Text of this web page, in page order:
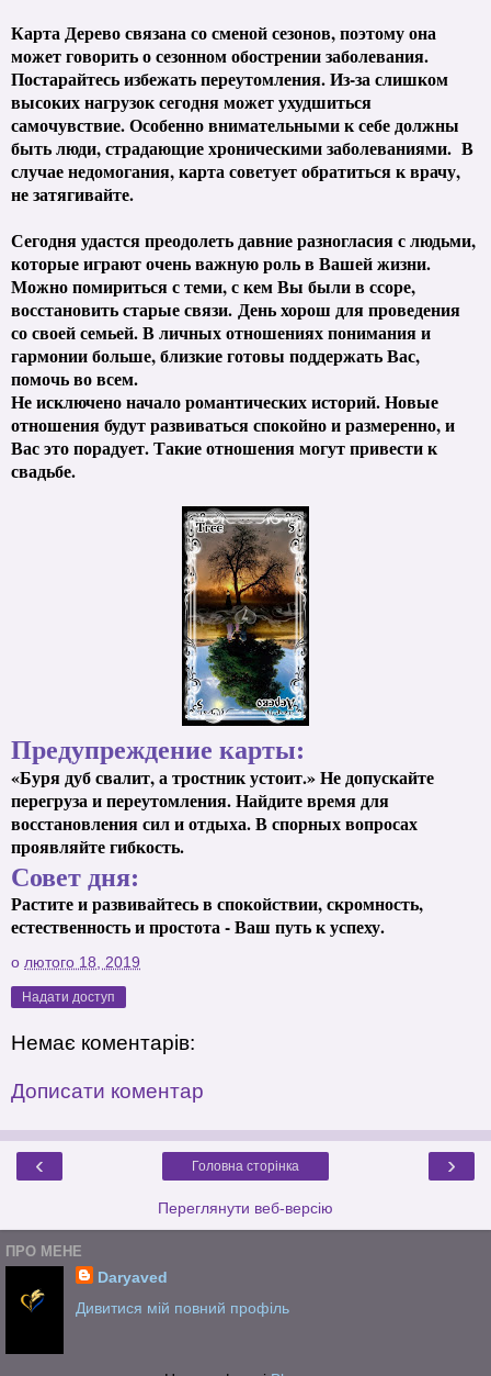
Карта Дерево связана со сменой сезонов, поэтому она
может говорить о сезонном обострении заболевания.
Постарайтесь избежать переутомления. Из-за слишком
высоких нагрузок сегодня может ухудшиться
самочувствие. Особенно внимательными к себе должны
быть люди, страдающие хроническими заболеваниями. В
случае недомогания, карта советует обратиться к врачу,
не затягивайте.
Сегодня удастся преодолеть давние разногласия с людьми,
которые играют очень важную роль в Вашей жизни.
Можно помириться с теми, с кем Вы были в ссоре,
восстановить старые связи. День хорош для проведения
со своей семьей. В личных отношениях понимания и
гармонии больше, близкие готовы поддержать Вас,
помочь во всем.
Не исключено начало романтических историй. Новые
отношения будут развиваться спокойно и размеренно, и
Вас это порадует. Такие отношения могут привести к
свадьбе.
Предупреждение карты:
«Буря дуб свалит, а тростник устоит.» Не допускайте
перегруза и переутомления. Найдите время для
восстановления сил и отдыха. В спорных вопросах
проявляйте гибкость.
Совет дня:
Растите и развивайтесь в спокойствии, скромность,
естественность и простота - Ваш путь к успеху.
о лютого 18, 2019
Надати доступ
Немає коментарів:
Дописати коментар
‹ ›
Головна сторінка
Переглянути веб-версію
ПРО МЕНЕ
Daryaved
Дивитися мій повний профіль